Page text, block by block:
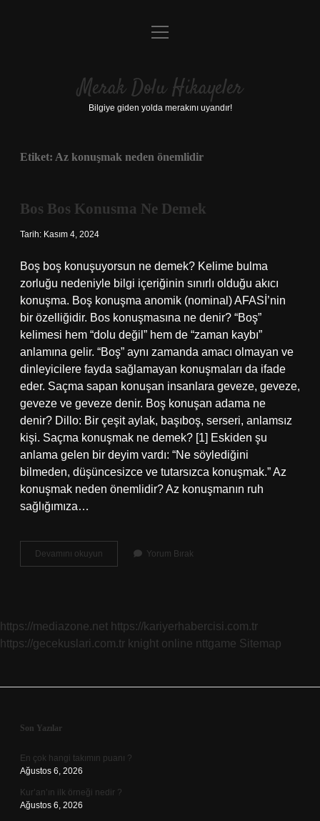
Anasayfa
Yasal Uyarı
menüyü
Merak Dolu Hikayeler
Bilgiye giden yolda merakını uyandır!
Etiket: Az konuşmak neden önemlidir
Bos Bos Konusma Ne Demek
Tarih: Kasım 4, 2024
Boş boş konuşuyorsun ne demek? Kelime bulma
zorluğu nedeniyle bilgi içeriğinin sınırlı olduğu akıcı
konuşma. Boş konuşma anomik (nominal) AFASİ’nin
bir özelliğidir. Bos konuşmasına ne denir? “Boş”
kelimesi hem “dolu değil” hem de “zaman kaybı”
anlamına gelir. “Boş” aynı zamanda amacı olmayan ve
dinleyicilere fayda sağlamayan konuşmaları da ifade
eder. Saçma sapan konuşan insanlara geveze, geveze,
geveze ve geveze denir. Boş konuşan adama ne
denir? Dillo: Bir çeşit aylak, başıboş, serseri, anlamsız
kişi. Saçma konuşmak ne demek? [1] Eskiden şu
anlama gelen bir deyim vardı: “Ne söylediğini
bilmeden, düşüncesizce ve tutarsızca konuşmak.” Az
konuşmak neden önemlidir? Az konuşmanın ruh
sağlığımıza…
Devamını okuyun
Bos
Yorum Bırak
https://mediazone.net https://kariyerhabercisi.com.tr
https://gecekuslari.com.tr knight online nttgame Sitemap
Sidebar
Son Yazılar
En çok hangi takımın puanı ?
Ağustos 6, 2026
Kur’an’ın ilk örneği nedir ?
Ağustos 6, 2026